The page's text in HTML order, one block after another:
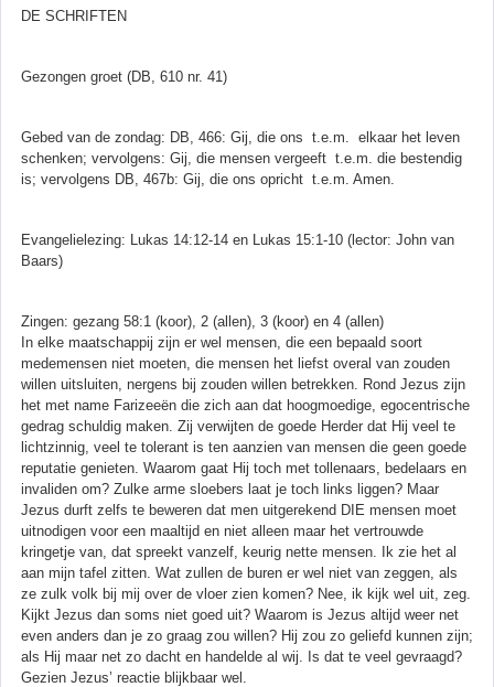
DE SCHRIFTEN
Gezongen groet (DB, 610 nr. 41)
Gebed van de zondag: DB, 466: Gij, die ons t.e.m. elkaar het leven
schenken; vervolgens: Gij, die mensen vergeeft t.e.m. die bestendig
is; vervolgens DB, 467b: Gij, die ons opricht t.e.m. Amen.
Evangelielezing: Lukas 14:12-14 en Lukas 15:1-10 (lector: John van
Baars)
Zingen: gezang 58:1 (koor), 2 (allen), 3 (koor) en 4 (allen)
In elke maatschappij zijn er wel mensen, die een bepaald soort
medemensen niet moeten, die mensen het liefst overal van zouden
willen uitsluiten, nergens bij zouden willen betrekken. Rond Jezus zijn
het met name Farizeeën die zich aan dat hoogmoedige, egocentrische
gedrag schuldig maken. Zij verwijten de goede Herder dat Hij veel te
lichtzinnig, veel te tolerant is ten aanzien van mensen die geen goede
reputatie genieten. Waarom gaat Hij toch met tollenaars, bedelaars en
invaliden om? Zulke arme sloebers laat je toch links liggen? Maar
Jezus durft zelfs te beweren dat men uitgerekend DIE mensen moet
uitnodigen voor een maaltijd en niet alleen maar het vertrouwde
kringetje van, dat spreekt vanzelf, keurig nette mensen. Ik zie het al
aan mijn tafel zitten. Wat zullen de buren er wel niet van zeggen, als
ze zulk volk bij mij over de vloer zien komen? Nee, ik kijk wel uit, zeg.
Kijkt Jezus dan soms niet goed uit? Waarom is Jezus altijd weer net
even anders dan je zo graag zou willen? Hij zou zo geliefd kunnen zijn;
als Hij maar net zo dacht en handelde al wij. Is dat te veel gevraagd?
Gezien Jezus’ reactie blijkbaar wel.